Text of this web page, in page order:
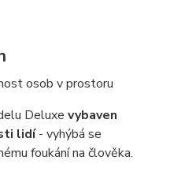
osob v prostoru
Deluxe vybaven
lidí- vyhýbá se
foukání na člověka.